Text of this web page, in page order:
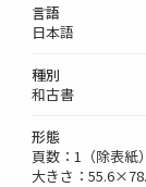
言語
日本語
種別
和古書
形態
頁数：1（除表紙）
大きさ：